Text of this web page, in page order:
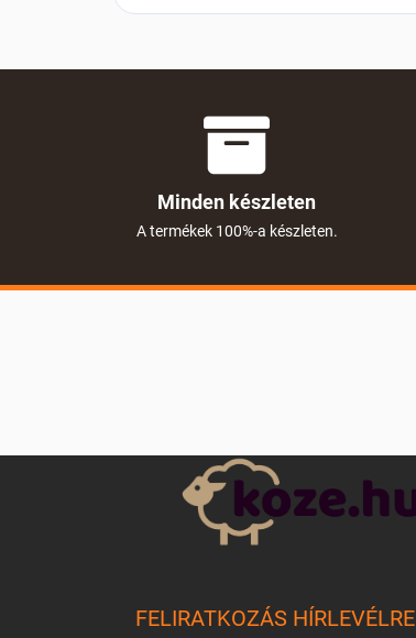
Minden készleten
A termékek 100%-a készleten.
FELIRATKOZÁS HÍRLEVÉLRE